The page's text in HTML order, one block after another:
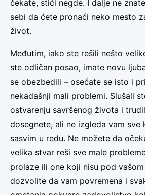
čekate, stići negde. I dalje ne
sebi da ćete pronaći neko mesto
život.
Međutim, iako ste rešili nešto
ste odličan posao, imate novu
se obezbedili – osećate se isto i
nekadašnji mali problemi. Slušali
ostvarenju savršenog života i
dosegnete, ali ne izgleda vam sve
sasvim u redu. Ne možete da
velika stvar reši sve male
prolaze ili one koji nisu pod
dozvolite da vam povremena i